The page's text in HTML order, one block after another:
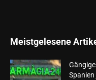
Meistgelesene